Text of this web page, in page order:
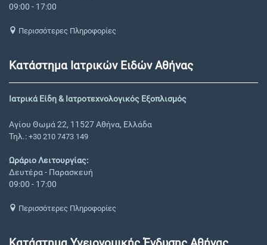
09:00 - 17:00
Περισσότερες Πληροφορίες
Κατάστημα Ιατρικών Ειδών Αθήνας
Ιατρικά Είδη & Ιατροτεχνολογικός Εξοπλισμός
Αγίου Θωμά 22, 11527 Αθήνα, Ελλάδα
Τηλ.: +30 210 7473 149
Ωράριο Λειτουργίας:
Δευτέρα - Παρασκευή
09:00 - 17:00
Περισσότερες Πληροφορίες